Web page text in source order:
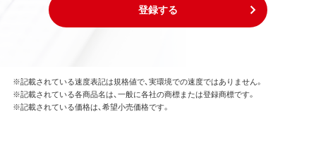
登録する
※記載されている速度表記は規格値で、実環境での速度ではありません。
※記載されている各商品名は、一般に各社の商標または登録商標です。
※記載されている価格は、希望小売価格です。